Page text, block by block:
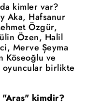
kimler var?
Aka, Hafsanur
Özgür,
Özen, Halil
Merve Şeyma
Köseoğlu ve
oyuncular birlikte
"Aras" kimdir?